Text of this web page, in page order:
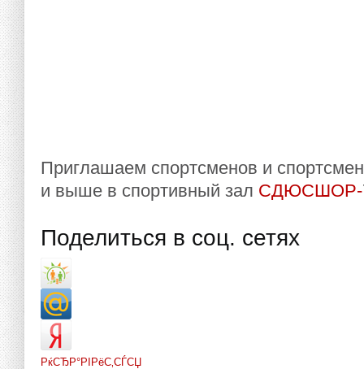
Приглашаем спортсменов и
и выше в спортивный зал СДЮСШОР-
Поделиться в соц. сетях
РќСЂР°РІРёС‚СЃСЏ